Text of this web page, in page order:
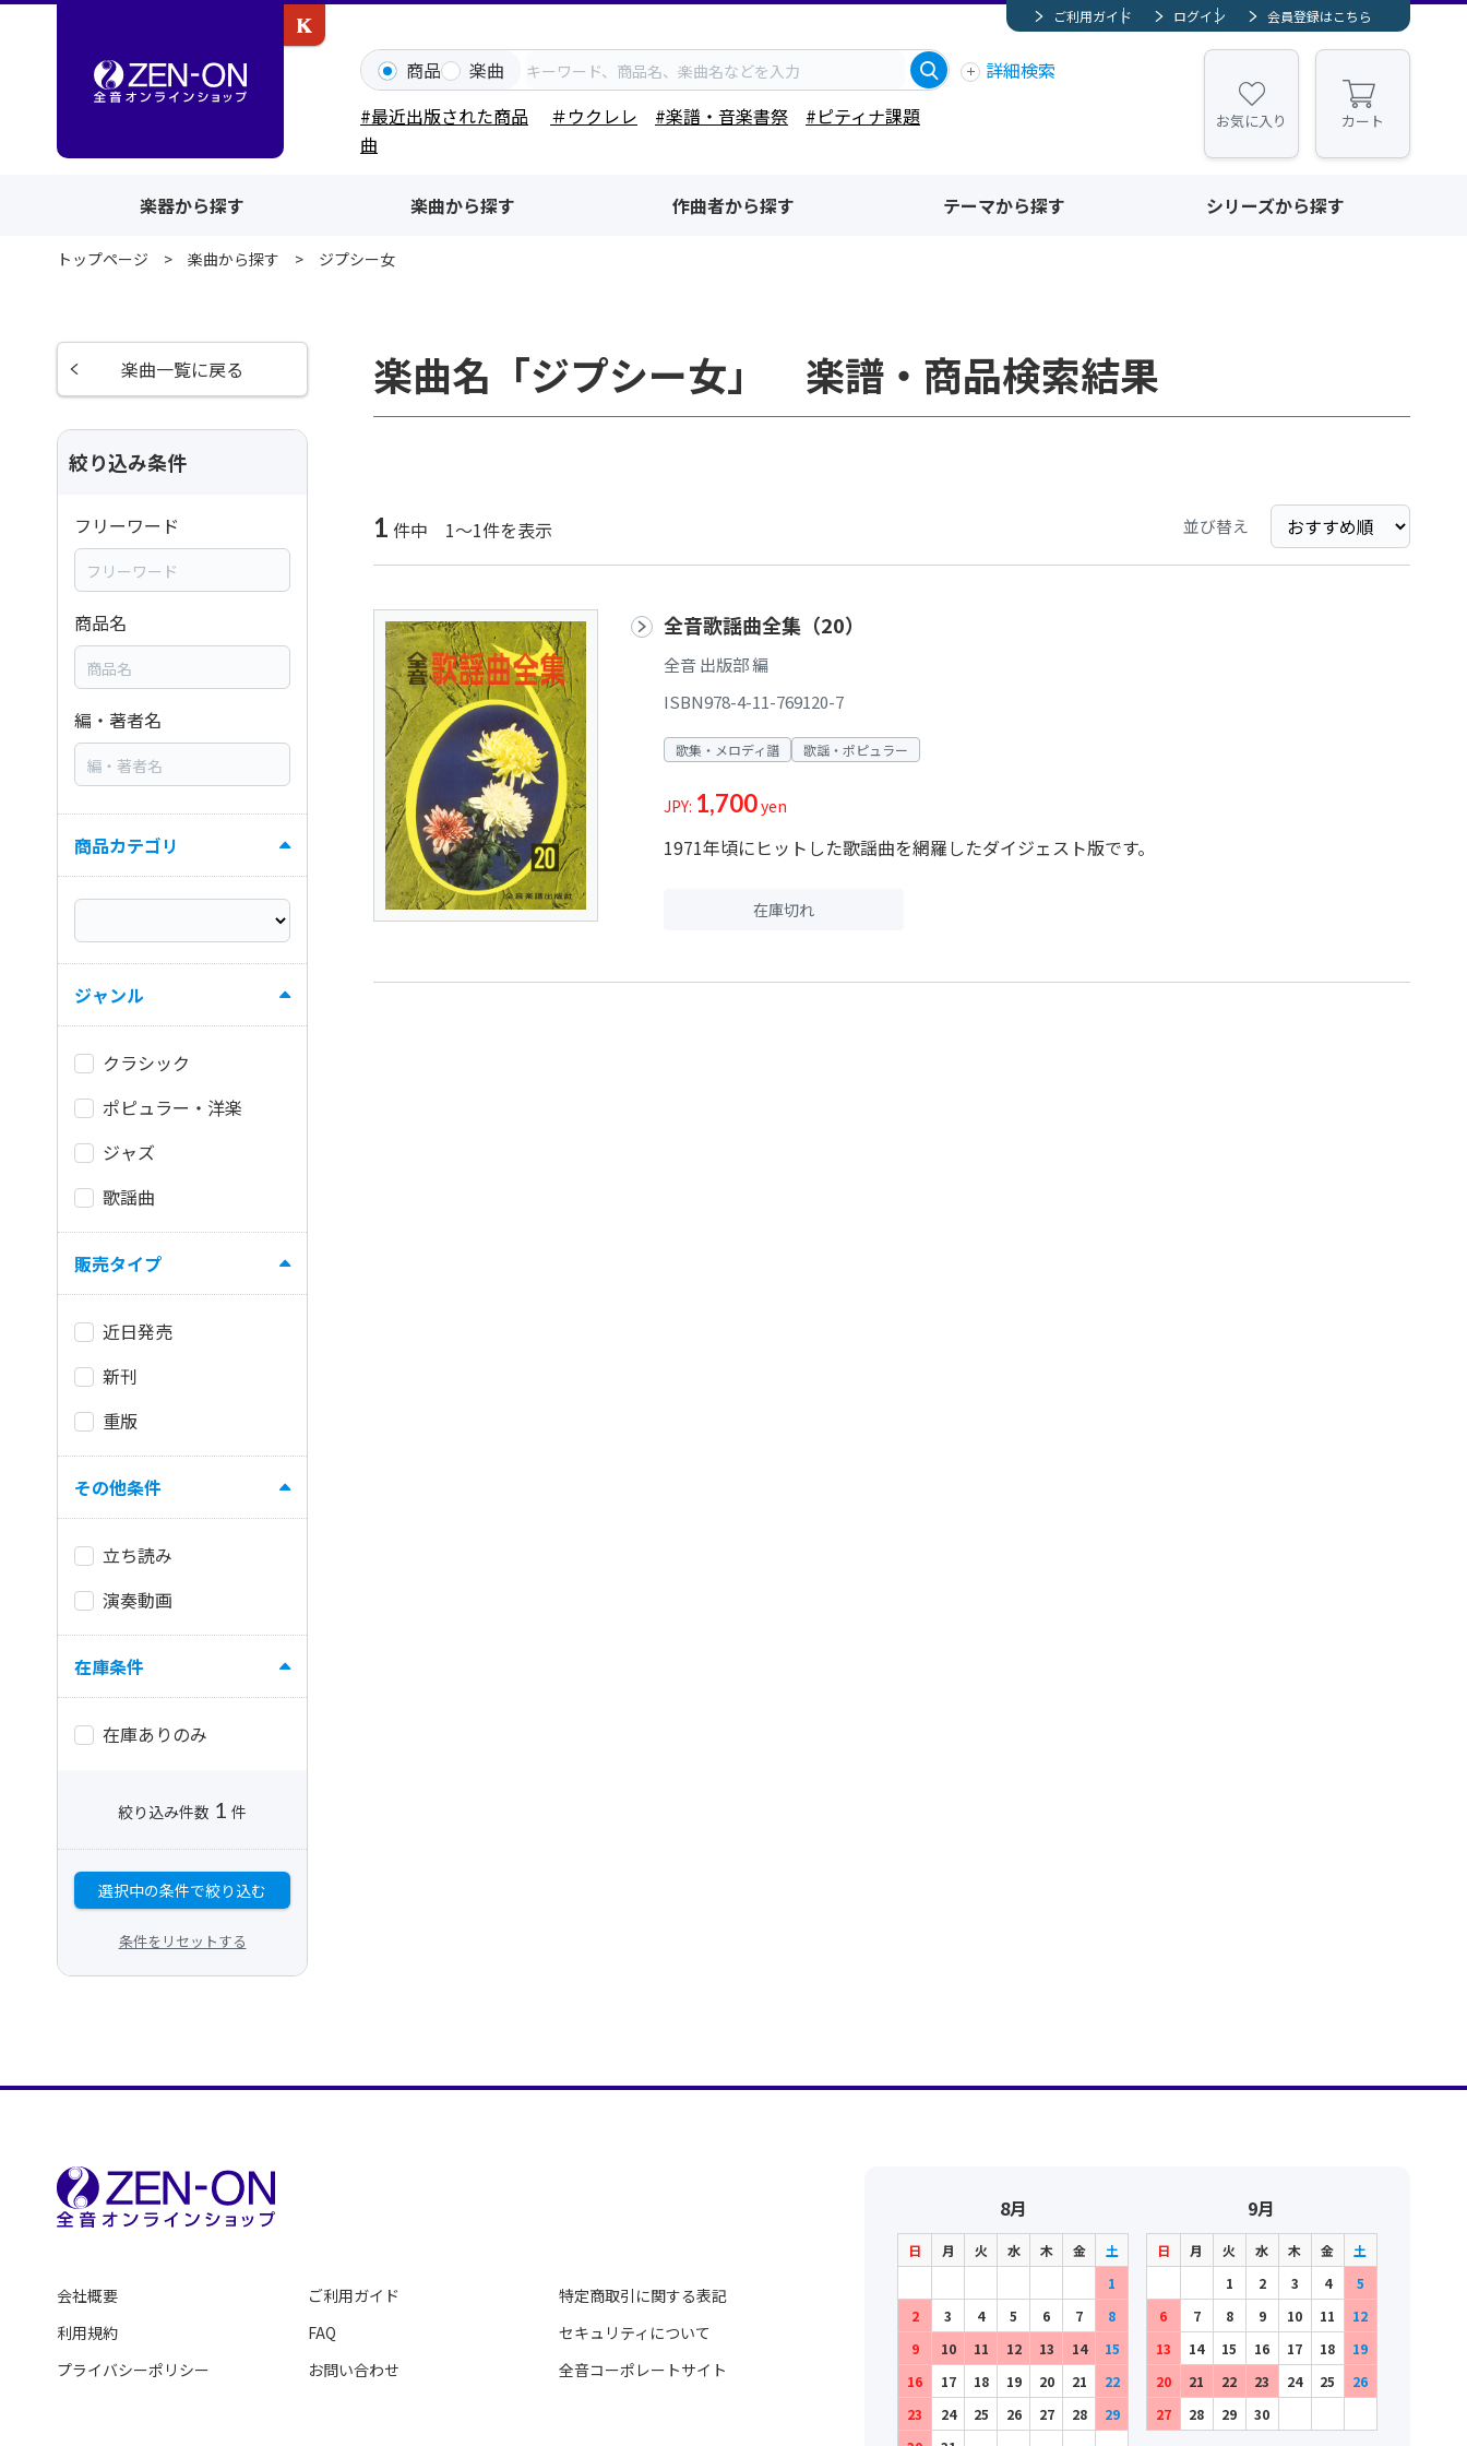
ご利用ガイド ログイン 会員登録はこちら
商品 楽曲
詳細検索
#最近出版された商品
＃ウクレレ #楽譜・音楽書祭
#ピティナ課題
曲
お気に入り カート
楽器から探す 楽曲から探す 作曲者から探す テーマから探す シリーズから探す
トップページ 楽曲から探す ジプシー女
楽曲名「ジプシー女」 楽譜・商品検索結果
1 件中 1～1件を表示 並び替え
全音歌謡曲全集（20）
全音 出版部 編
ISBN978-4-11-769120-7
歌集・メロディ譜 歌謡・ポピュラー
JPY: 1,700yen
1971年頃にヒットした歌謡曲を網羅したダイジェスト版です。
在庫切れ
楽曲一覧に戻る
絞り込み条件
フリーワード
商品名
編・著者名
商品カテゴリ
ジャンル
クラシック
ポピュラー・洋楽
ジャズ
歌謡曲
販売タイプ
近日発売
新刊
重版
その他条件
立ち読み
演奏動画
在庫条件
在庫ありのみ
絞り込み件数 1 件
選択中の条件で絞り込む
条件をリセットする
会社概要
利用規約
プライバシーポリシー
ご利用ガイド
FAQ
お問い合わせ
特定商取引に関する表記
セキュリティについて
全音コーポレートサイト
8月
日 月 火 水 木 金
土
1
2
3 4 5 6 7
8
9
10 11 12 13 14
15
16
17 18 19 20 21
22
23
24 25 26 27 28
29
9月
日 月 火 水 木 金
土
1
2 3 4
5
6
7 8 9 10 11
12
13
14 15 16 17 18
19
20
21 22 23 24 25
26
27
28 29 30